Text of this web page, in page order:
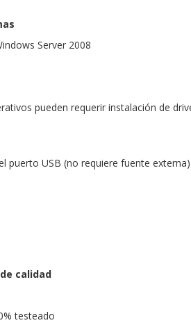
Server 2008
pueden requerir instalación de
puerto USB (no requiere fuente externa)
calidad
testeado